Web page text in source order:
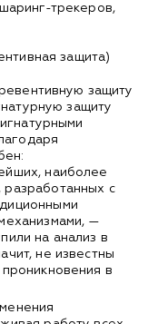
трекеров,
защита)
защиту
защиту
наиболее
с
—
на анализ в
не известны
в